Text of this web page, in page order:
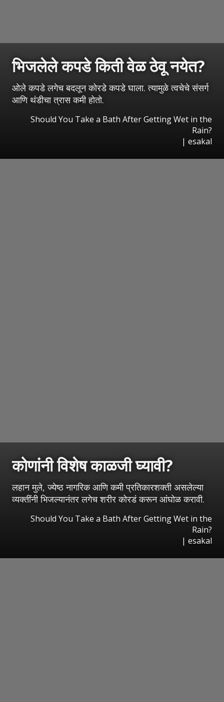
भिजलेले कपडे किती वेळ ठेवू नयेत?
ओले कपडे लगेच बदलून कोरडे कपडे घाला. त्यामुळे त्वचेचे संसर्ग
आणि थंडीचा त्रास कमी होतो.
Should You Take a Bath After Getting Wet in the
Rain?
| esakal
कोणांनी विशेष काळजी घ्यावी?
लहान मुले, ज्येष्ठ नागरिक आणि कमी प्रतिकारशक्ती असलेल्या
व्यक्तींनी भिजल्यानंतर लगेच शरीर कोरडं करून आंघोळ करावी.
Should You Take a Bath After Getting Wet in the
Rain?
| esakal